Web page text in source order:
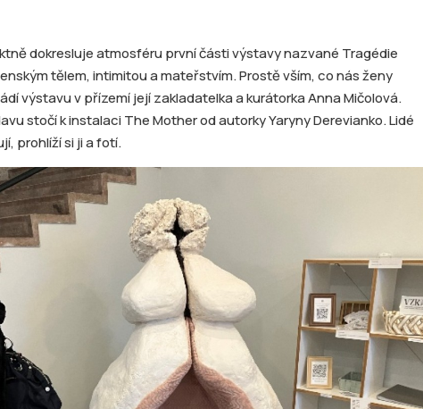
dokresluje atmosféru první části výstavy nazvané Tragédie
tělem, intimitou a mateřstvím. Prostě vším, co nás ženy
výstavu v přízemí její zakladatelka a kurátorka Anna Mičolová.
stočí k instalaci The Mother od autorky Yaryny Derevianko. Lidé
prohlíží si ji a fotí.